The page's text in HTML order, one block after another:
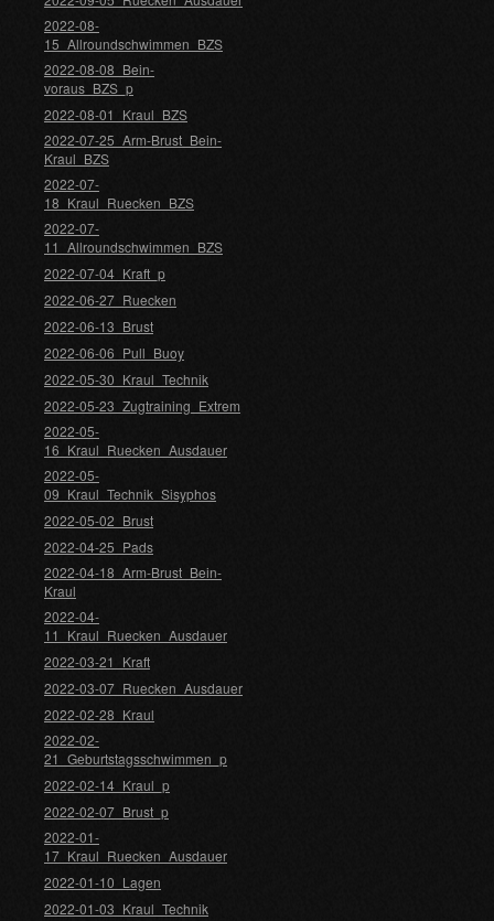
2022-08-
15_Allroundschwimmen_BZS
2022-08-08_Bein-
voraus_BZS_p
2022-08-01_Kraul_BZS
2022-07-25_Arm-Brust_Bein-
Kraul_BZS
2022-07-
18_Kraul_Ruecken_BZS
2022-07-
11_Allroundschwimmen_BZS
2022-07-04_Kraft_p
2022-06-27_Ruecken
2022-06-13_Brust
2022-06-06_Pull_Buoy
2022-05-30_Kraul_Technik
2022-05-23_Zugtraining_Extrem
2022-05-
16_Kraul_Ruecken_Ausdauer
2022-05-
09_Kraul_Technik_Sisyphos
2022-05-02_Brust
2022-04-25_Pads
2022-04-18_Arm-Brust_Bein-
Kraul
2022-04-
11_Kraul_Ruecken_Ausdauer
2022-03-21_Kraft
2022-03-07_Ruecken_Ausdauer
2022-02-28_Kraul
2022-02-
21_Geburtstagsschwimmen_p
2022-02-14_Kraul_p
2022-02-07_Brust_p
2022-01-
17_Kraul_Ruecken_Ausdauer
2022-01-10_Lagen
2022-01-03_Kraul_Technik